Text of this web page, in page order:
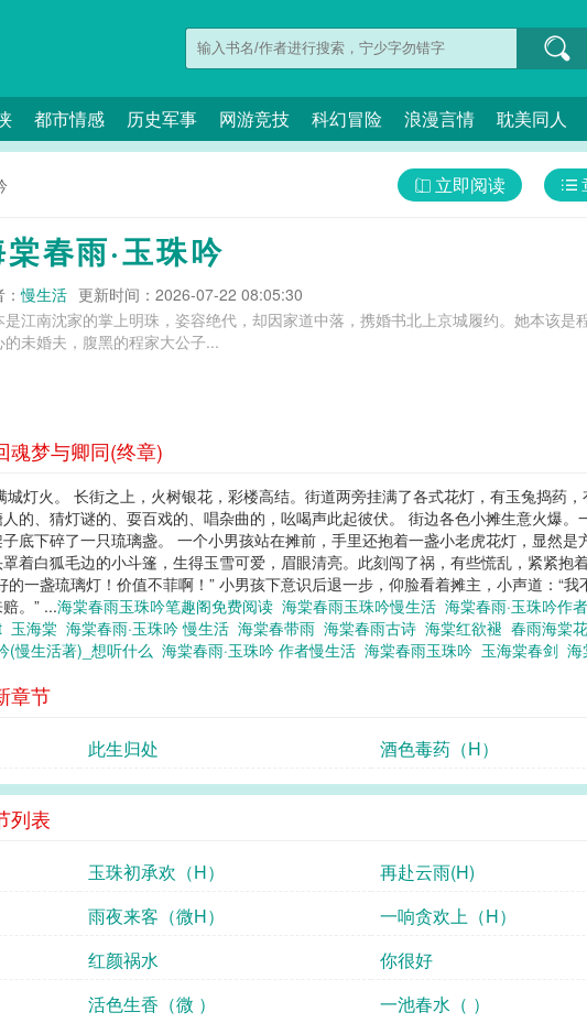
都市情感 历史军事 网游竞技 科幻冒险 浪漫言情 耽美同人
立即阅读
春雨·玉珠吟
：慢生活 更新时间：2026-07-22 08:05:30
是江南沈家的掌上明珠，姿容绝代，却因家道中落，携婚书北上京城履约。她本该是
的未婚夫，腹黑的程家大公子...
魂梦与卿同(终章)
灯火。 长街之上，火树银花，彩楼高结。街道两旁挂满了各式花灯，有玉兔捣药
的、猜灯谜的、耍百戏的、唱杂曲的，吆喝声此起彼伏。 街边各色小摊生意火爆。
底下碎了一只琉璃盏。 一个小男孩站在摊前，手里还抱着一盏小老虎花灯，显然
着白狐毛边的小斗篷，生得玉雪可爱，眉眼清亮。此刻闯了祸，有些慌乱，紧紧抱
的一盏琉璃灯！价值不菲啊！” 小男孩下意识后退一步，仰脸看着摊主，小声道：“
。” ...海棠春雨玉珠吟笔趣阁免费阅读 海棠春雨玉珠吟慢生活 海棠春雨·玉珠吟作
玉海棠 海棠春雨·玉珠吟 慢生活 海棠春带雨 海棠春雨古诗 海棠红欲褪 春雨海棠花
(慢生活著)_想听什么 海棠春雨·玉珠吟 作者慢生活 海棠春雨玉珠吟 玉海棠春剑 海
章节
此生归处 酒色毒药（H）
列表
玉珠初承欢（H） 再赴云雨(H)
雨夜来客（微H） 一响贪欢上（H）
红颜祸水 你很好
活色生香（微 ） 一池春水（ ）